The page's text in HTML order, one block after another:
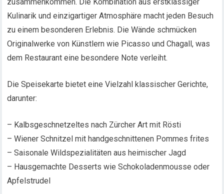
Kulinarik und einzigartiger Atmosphäre macht jeden Besuch
zu einem besonderen Erlebnis. Die Wände schmücken
Originalwerke von Künstlern wie Picasso und Chagall, was
dem Restaurant eine besondere Note verleiht.
Die Speisekarte bietet eine Vielzahl klassischer Gerichte,
darunter:
– Kalbsgeschnetzeltes nach Zürcher Art mit Rösti
– Wiener Schnitzel mit handgeschnittenen Pommes frites
– Saisonale Wildspezialitäten aus heimischer Jagd
– Hausgemachte Desserts wie Schokoladenmousse oder
Apfelstrudel